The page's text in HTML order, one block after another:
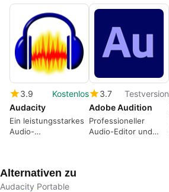
3.9
Kostenlos
Audacity
Ein leistungsstarkes
Audio-
3.7
Testversion
Adobe Audition
Professioneller
Audio-Editor und
Alternativen zu
Audacity Portable